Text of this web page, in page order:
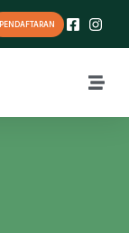
PENDAFTARAN